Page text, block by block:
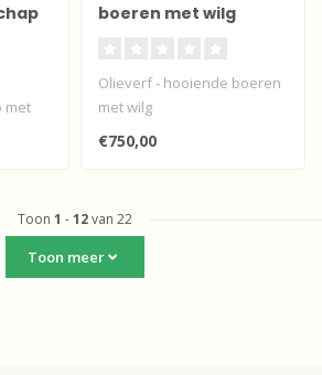
met
boeren met wilg
Olieverf - hooiende boeren
met wilg
€750,00
Toon 1 -12van 22
Toon meer